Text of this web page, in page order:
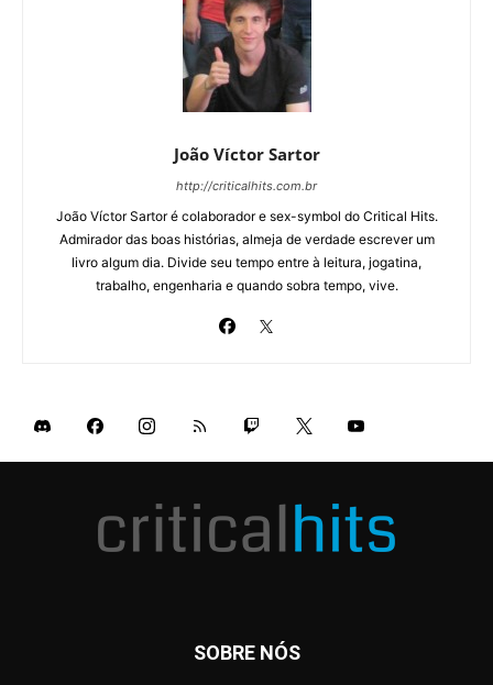
João Víctor Sartor
http://criticalhits.com.br
João Víctor Sartor é colaborador e sex-symbol do Critical Hits.
Admirador das boas histórias, almeja de verdade escrever um
livro algum dia. Divide seu tempo entre à leitura, jogatina,
trabalho, engenharia e quando sobra tempo, vive.
SOBRE NÓS